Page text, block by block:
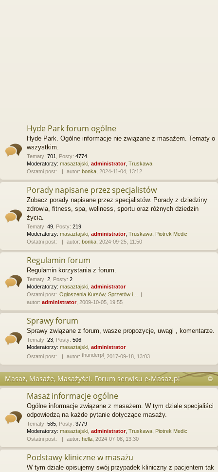
Hyde Park forum ogólne
Hyde Park. Ogólne informacje nie związane z masażem. Tematy o
wszystkim.
Tematy: 701 Posty: 4774
Moderatorzy: masaztajski administrator, Truskawa
Ostatni post:
autor: bonka , 2024-11-04, 13:12
Porady napisane przez specjalistów
Zobacz porady napisane przez specjalistów. Porady z dziedziny
zdrowia, fitness, spa, wellness, sportu oraz różnych dziedzin
życia.
Tematy: 49 Posty: 219
Moderatorzy: masaztajski administrator, Truskawa Piotrek Medic
Ostatni post:
autor: bonka , 2024-09-25, 11:50
Regulamin forum
Regulamin korzystania z forum.
Tematy: 2 Posty: 2
Moderatorzy: masaztajski administrator
Ostatni post: Ogłoszenia Kursów, Sprzetów i…
autor: administrator, 2009-10-05, 19:55
Sprawy forum
Sprawy związane z forum, wasze propozycje, uwagi , komentarze.
Tematy: 23 Posty: 506
Moderatorzy: masaztajski administrator
Ostatni post:
autor: thunderpl , 2017-09-18, 13:03
Masaż, Masaże, Masażyści. Forum serwisu e-Masaz.pl
Masaż informacje ogólne
Ogólne informacje związane z masażem. W tym dziale specjaliści
odpowiedzą na każde pytanie dotyczące masaży.
Tematy: 585 Posty: 3779
Moderatorzy: masaztajski administrator, Truskawa Piotrek Medic
Ostatni post:
autor: hella , 2024-07-08, 13:30
Podstawy kliniczne w masażu
W tym dziale opisujemy swój przypadek kliniczny z pacjentem tak